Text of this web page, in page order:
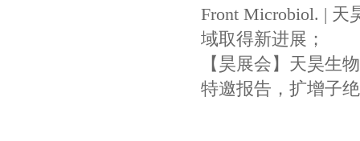
Front Microbiol. | 天
域取得新进展 ；
【昊展会】天昊生
特邀报告，扩增子